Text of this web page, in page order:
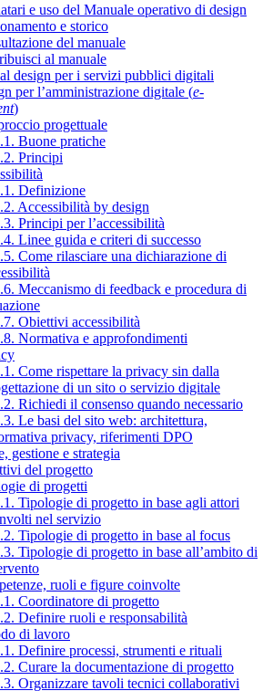
e uso del Manuale operativo di design
e storico
del manuale
al manuale
design per i servizi pubblici digitali
per l’amministrazione digitale (e-
)
progettuale
Buone pratiche
Principi
Definizione
Accessibilità by design
Principi per l’accessibilità
Linee guida e criteri di successo
Come rilasciare una dichiarazione di
Meccanismo di feedback e procedura di
Obiettivi accessibilità
Normativa e approfondimenti
Come rispettare la privacy sin dalla
di un sito o servizio digitale
Richiedi il consenso quando necessario
Le basi del sito web: architettura,
privacy, riferimenti DPO
gestione e strategia
del progetto
di progetti
Tipologie di progetto in base agli attori
nel servizio
Tipologie di progetto in base al focus
Tipologie di progetto in base all’ambito di
ruoli e figure coinvolte
Coordinatore di progetto
Definire ruoli e responsabilità
di lavoro
Definire processi, strumenti e rituali
Curare la documentazione di progetto
Organizzare tavoli tecnici collaborativi